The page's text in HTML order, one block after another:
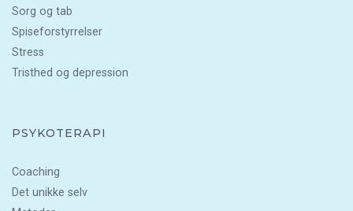
Sorg og tab
Spiseforstyrrelser
Stress
Tristhed og depression
PSYKOTERAPI
Coaching
Det unikke selv